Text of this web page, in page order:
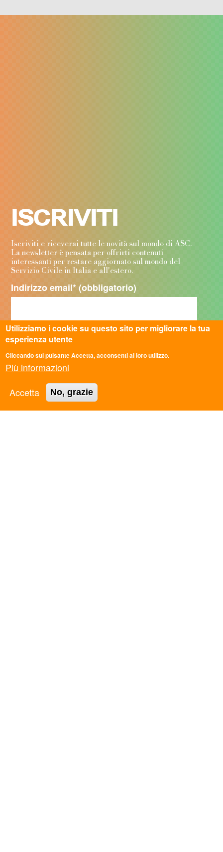
ISCRIVITI
Iscriviti e riceverai tutte le novità sul mondo di ASC.
La newsletter è pensata per offrirti contenuti
interessanti per restare aggiornato sul mondo del
Servizio Civile in Italia e all'estero.
Indirizzo email* (obbligatorio)
Provincia*
*
Utilizziamo i cookie su questo sito per migliorare la tua
esperienza utente
Cliccando sul pulsante Accetta, acconsenti al loro utilizzo.
Più informazioni
Accetta
No, grazie